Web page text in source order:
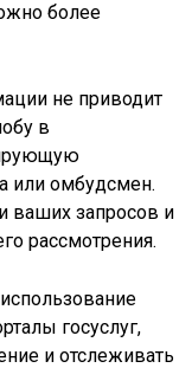
более
не приводит
в
или омбудсмен.
ваших запросов и
рассмотрения.
госуслуг,
и отслеживать